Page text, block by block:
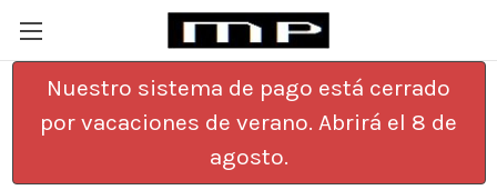
Nuestro sistema de pago está cerrado
por vacaciones de verano. Abrirá el 8 de
agosto.
[English]GAUGED MIXED PINS
IRON/BRASS X144